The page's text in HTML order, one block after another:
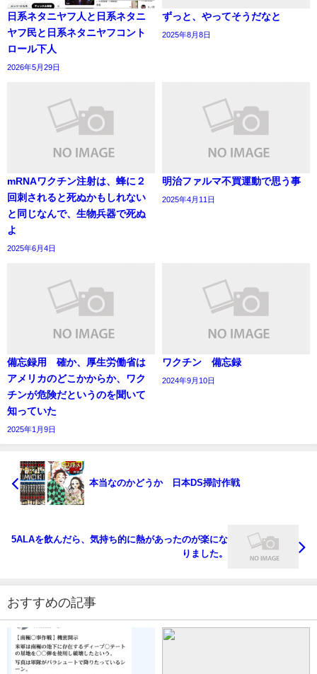
日系ネタニヤフ人と日系ネタニ
ヤフ民と日系ネタニヤフコント
ロール下人
2026年5月29日
ずっと、やってそうだなと
2025年8月8日
mRNAワクチン注射は、蜂に２
回刺されると死ぬかもしれない
と同じなんで、生物兵器で死ぬ
よ
2025年6月4日
明治ファルマ不買運動で思う事
2025年4月11日
備忘録用 確か、厚生労働省は
アメリカのどこかからか、ワク
チンが危険だというのを聞いて
知っていた
2025年1月9日
ワクチン 備忘録
2024年9月10日
本当なのかどうか 日本DS掃討作戦
5ALAを飲んだら、気持ち的に熱があったのが楽にな
りました。
おすすめの記事